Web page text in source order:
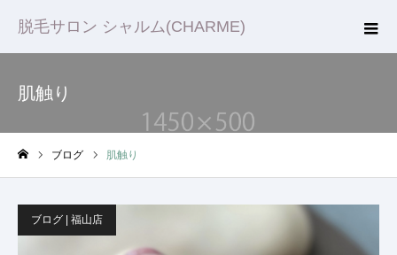
脱毛サロン シャルム(CHARME)
肌触り
ブログ 肌触り
ブログ | 福山店